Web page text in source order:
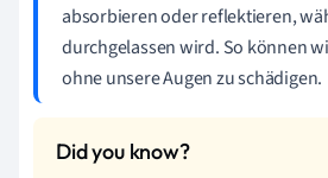
absorbieren oder reflektieren,
durchgelassen wird. So können
ohne unsere Augen zu schädigen.